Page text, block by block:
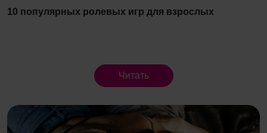
​10 популярных ролевых игр для взрослых
Читать